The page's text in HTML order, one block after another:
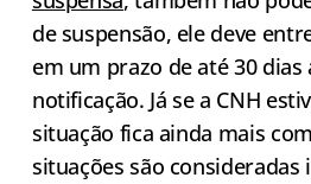
de suspensão, ele deve
em um prazo de até 30
notificação. Já se a CNH
situação fica ainda mais
situações são consideradas